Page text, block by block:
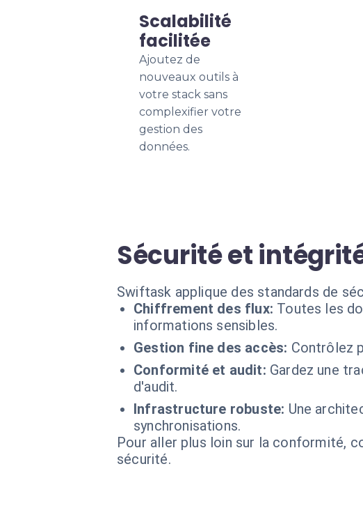
Scalabilité
facilitée
Ajoutez de
nouveaux outils à
votre stack sans
complexifier votre
gestion des
données.
Sécurité et
Swiftask applique des standards de
Chiffrement des flux: Toutes les
informations sensibles.
Gestion fine des accès: Contrôlez
Conformité et audit: Gardez une
d'audit.
Infrastructure robuste: Une
synchronisations.
Pour aller plus loin sur la conformité,
sécurité.